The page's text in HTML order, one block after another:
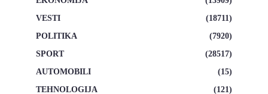
VESTI
(18711)
POLITIKA
(7920)
SPORT
(28517)
AUTOMOBILI
(15)
TEHNOLOGIJA
(121)